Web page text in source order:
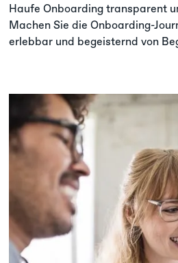
Haufe Onboarding transparent
Machen Sie die Onboarding-
erlebbar und begeisternd von